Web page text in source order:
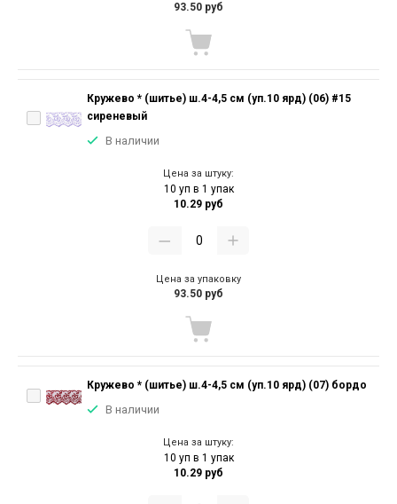
93.50 руб
Кружево * (шитье) ш.4-4,5 см (уп.10 ярд) (06) #15
сиреневый
В наличии
Цена за штуку:
10 уп в 1 упак
10.29 руб
Цена за упаковку
93.50 руб
Кружево * (шитье) ш.4-4,5 см (уп.10 ярд) (07) бордо
В наличии
Цена за штуку:
10 уп в 1 упак
10.29 руб